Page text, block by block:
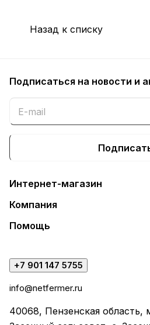
Назад к списку
Подписаться на новости и
Интернет-магазин
Компания
Помощь
+7 901 147 5755
info@netfermer.ru
40068, Пензенская область,